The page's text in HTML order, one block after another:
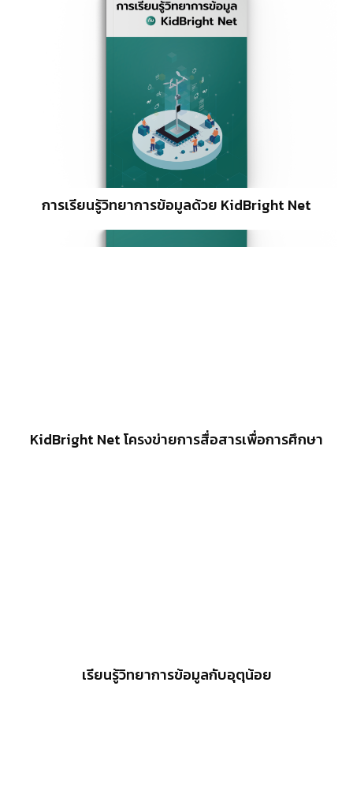
การเรียนรู้วิทยาการข้อมูลด้วย KidBright Net
KidBright Net โครงข่ายการสื่อสารเพื่อการศึกษา
เรียนรู้วิทยาการข้อมูลกับอุตุน้อย